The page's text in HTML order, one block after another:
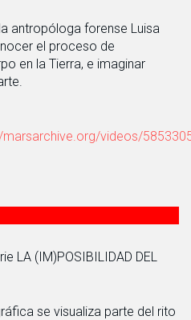
antropóloga forense Luisa
el proceso de
en la Tierra, e imaginar
videos/
LA (IM)POSIBILIDAD DEL
se visualiza parte del rito